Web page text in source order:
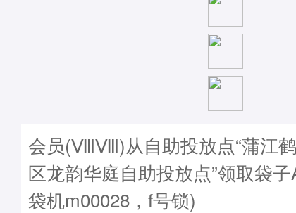
会员(ⅧⅧ)从自助投放点“蒲江鹤
区龙韵华庭自助投放点”领取袋
袋机m00028，f号锁)